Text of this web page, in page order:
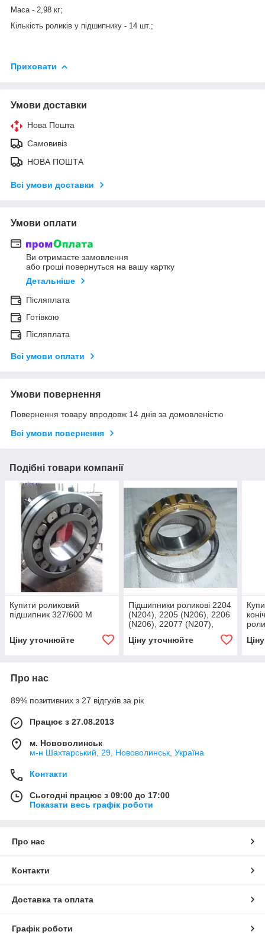
Маса - 2,98 кг;
Кількість роликів у підшипнику - 14 шт.;
Приховати
Умови доставки
Нова Пошта
Самовивіз
НОВА ПОШТА
Всі умови доставки
Умови оплати
Ви отримаєте замовлення
або гроші повернуться на вашу картку
Детальніше
Післяплата
Готівкою
Післяплата
Всі умови оплати
Умови повернення
Повернення товару впродовж 14 днів за домовленістю
Всі умови повернення
Подібні товари компанії
Купити роликовий
підшипник 327/600 М
Ціну уточнюйте
Підшипники роликові 2204
(N204), 2205 (N206), 2206
(N206), 22077 (N207),
2208 (N208), 2209 (N209)
Ціну уточнюйте
Про нас
89% позитивних з 27 відгуків за рік
Працює з 27.08.2013
м. Нововолинськ
м-н Шахтарський, 29, Нововолинськ, Україна
Контакти
Сьогодні працює з 09:00 до 17:00
Показати весь графік роботи
Про нас
Контакти
Доставка та оплата
Графік роботи